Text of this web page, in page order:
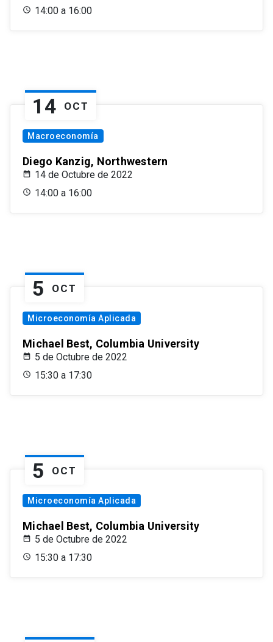
14:00 a 16:00
14 OCT
Macroeconomía
Diego Kanzig, Northwestern
14 de Octubre de 2022
14:00 a 16:00
5 OCT
Microeconomía Aplicada
Michael Best, Columbia University
5 de Octubre de 2022
15:30 a 17:30
5 OCT
Microeconomía Aplicada
Michael Best, Columbia University
5 de Octubre de 2022
15:30 a 17:30